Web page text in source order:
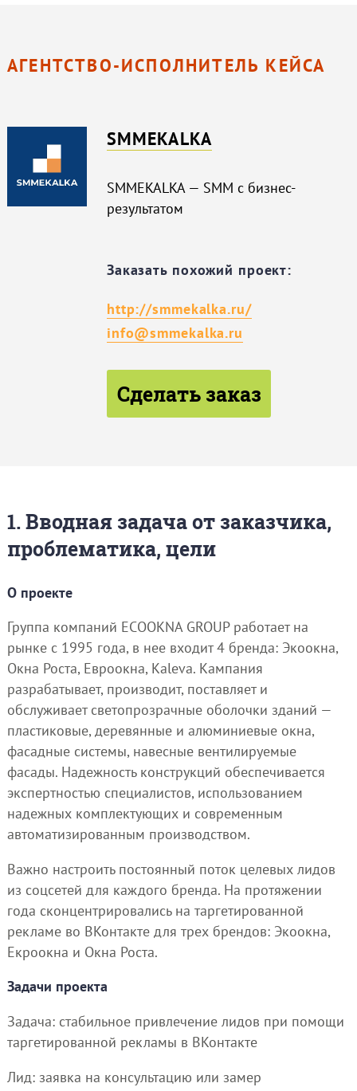
АГЕНТСТВО-ИСПОЛНИТЕЛЬ КЕЙСА
SMMEKALKA
SMMEKALKA — SMM c бизнес-
результатом
Заказать похожий проект:
http://smmekalka.ru/
info@smmekalka.ru
Сделать заказ
1. Вводная задача от заказчика,
проблематика, цели
О проекте
Группа компаний ECOOKNA GROUP работает на
рынке с 1995 года, в нее входит 4 бренда: Экоокна,
Окна Роста, Евроокна, Kaleva. Кампания
разрабатывает, производит, поставляет и
обслуживает светопрозрачные оболочки зданий —
пластиковые, деревянные и алюминиевые окна,
фасадные системы, навесные вентилируемые
фасады. Надежность конструкций обеспечивается
экспертностью специалистов, использованием
надежных комплектующих и современным
автоматизированным производством.
Важно настроить постоянный поток целевых лидов
из соцсетей для каждого бренда. На протяжении
года сконцентрировались на таргетированной
рекламе во ВКонтакте для трех брендов: Экоокна,
Екроокна и Окна Роста.
Задачи проекта
Задача: стабильное привлечение лидов при помощи
таргетированной рекламы в ВКонтакте
Лид: заявка на консультацию или замер